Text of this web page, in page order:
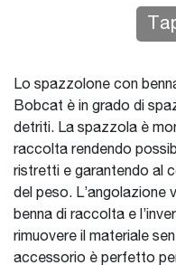
Lo spazzolone con
Bobcat è in grado di
detriti. La spazzola è
raccolta rendendo
ristretti e garantendo al
del peso. L’angolazione
benna di raccolta e
rimuovere il materiale
accessorio è perfetto